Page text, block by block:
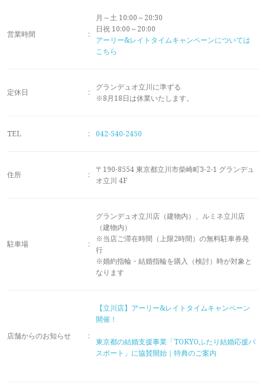
メモリアルアルバム
セミ・フルオーダー
営業時間 :
月～土 10:00～20:30
日祝 10:00～20:00
アーリー&レイトタイムキャンペーンについては
こちら
定休日 :
グランデュオ立川に準ずる
※8月18日は休業いたします。
TEL : 042-540-2450
住所 :
〒190-8554 東京都立川市柴崎町3-2-1 グランデュ
オ立川 4F
駐車場 :
グランデュオ立川店（建物内）、ルミネ立川店
（建物内）
※当店ご滞在時間（上限2時間）の無料駐車券発
行
※婚約指輪・結婚指輪を購入（検討）時が対象と
なります
店舗からのお知らせ :
【立川店】アーリー&レイトタイムキャンペーン
開催！
東京都の結婚支援事業「TOKYOふたり結婚応援パ
スポート」に協賛開始｜特典のご案内